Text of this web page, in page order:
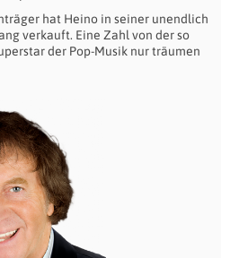
hat Heino in seiner unendlich
verkauft. Eine Zahl von der so
der Pop-Musik nur träumen